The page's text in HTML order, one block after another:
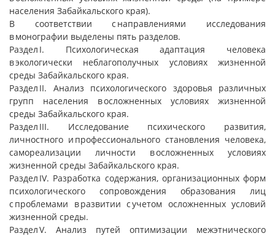
населения Забайкальского края).
В соответствии с направлениями исследования
в монографии выделены пять разделов.
Раздел I. Психологическая адаптация человека
в экологически неблагополучных условиях жизненной
среды Забайкальского края.
Раздел II. Анализ психологического здоровья различных
групп населения в осложненных условиях жизненной
среды Забайкальского края.
Раздел III. Исследование психического развития,
личностного и профессионального становления человека,
самореализации личности в осложненных условиях
жизненной среды Забайкальского края.
Раздел IV. Разработка содержания, организационных форм
психологического сопровождения образования лиц
с проблемами в развитии с учетом осложненных условий
жизненной среды.
Раздел V. Анализ путей оптимизации межэтнического